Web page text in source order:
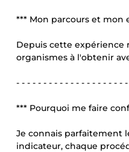
*** Mon parcours et mon
Depuis cette expérience
organismes à l'obtenir
- - - - - - - - - - - - - - - - - - - -
*** Pourquoi me faire
Je connais parfaitement
indicateur, chaque